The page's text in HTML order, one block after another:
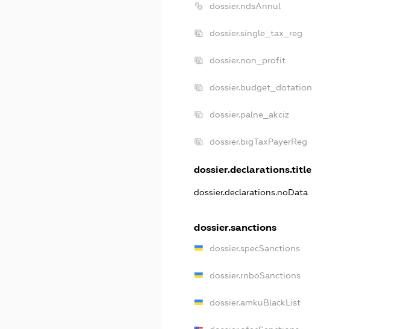
dossier.ndsAnnul
dossier.single_tax_reg
dossier.non_profit
dossier.budget_dotation
dossier.palne_akciz
dossier.bigTaxPayerReg
dossier.declarations.title
dossier.declarations.noData
dossier.sanctions
dossier.specSanctions
dossier.rnboSanctions
dossier.amkuBlackList